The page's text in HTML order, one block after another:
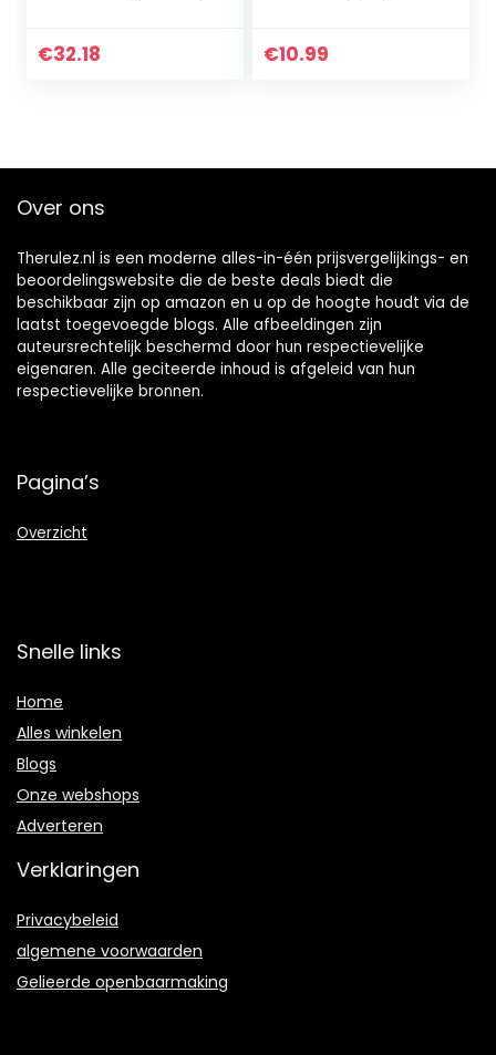
€32.18 €10.99
Over ons
Therulez.nl is een moderne alles-in-één prijsvergelijkings- en
beoordelingswebsite die de beste deals biedt die
beschikbaar zijn op amazon en u op de hoogte houdt via de
laatst toegevoegde blogs. Alle afbeeldingen zijn
auteursrechtelijk beschermd door hun respectievelijke
eigenaren. Alle geciteerde inhoud is afgeleid van hun
respectievelijke bronnen.
Pagina’s
Overzicht
Snelle links
Home
Alles winkelen
Blogs
Onze webshops
Adverteren
Verklaringen
Privacybeleid
algemene voorwaarden
Gelieerde openbaarmaking